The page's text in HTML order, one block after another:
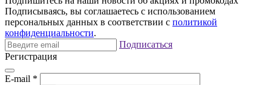
Подписываясь, вы соглашаетесь с использованием
персональных данных в соответствии с политикой
конфиденциальности.
Подписаться
Регистрация
E-mail *